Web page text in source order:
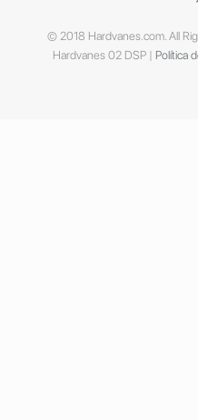
© 2018 Hardvanes.com. All
Hardvanes 02 DSP | Política